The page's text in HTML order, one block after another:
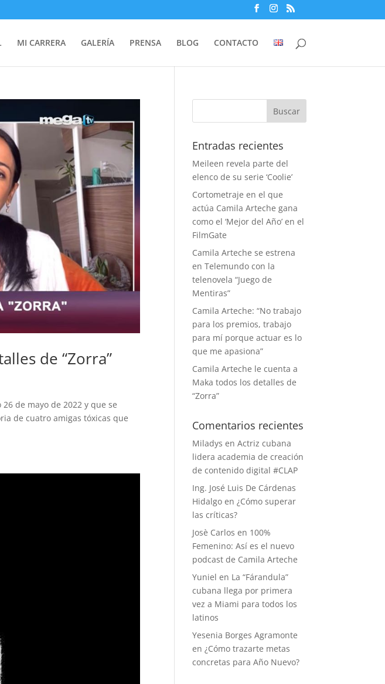
MI CARRERA GALERÍA PRENSA BLOG CONTACTO
de “Zorra”
de mayo de 2022 y que se
de cuatro amigas tóxicas que
Entradas recientes
Meileen revela parte del
elenco de su serie ‘Coolie’
Cortometraje en el que
actúa Camila Arteche gana
como el ‘Mejor del Año’ en el
FilmGate
Camila Arteche se estrena
en Telemundo con la
telenovela “Juego de
Mentiras”
Camila Arteche: “No trabajo
para los premios, trabajo
para mí porque actuar es lo
que me apasiona”
Camila Arteche le cuenta a
Maka todos los detalles de
“Zorra”
Comentarios recientes
Miladys enActriz cubana
lidera academia de creación
de contenido digital #CLAP
Ing. José Luis De Cárdenas
Hidalgo en¿Cómo superar
las críticas?
Josè Carlos en 100%
Femenino: Así es el nuevo
podcast de Camila Arteche
Yuniel en La “Fárandula”
cubana llega por primera
vez a Miami para todos los
latinos
Yesenia Borges Agramonte
en¿Cómo trazarte metas
concretas para Año Nuevo?